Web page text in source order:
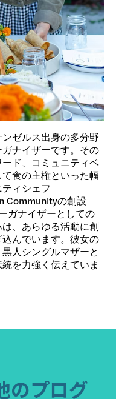
ゼルス出身の多分野
ナイザーです。その
ド、コミュニティベ
食の主権といった幅
ィシェフ
Communityの創設
ガナイザーとしての
、あらゆる活動に創
んでいます。彼女の
人シングルマザーと
を力強く伝えていま
のプログ